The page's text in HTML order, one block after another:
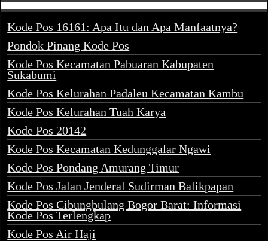
Kode Pos 16161: Apa Itu dan Apa Manfaatnya?
Pondok Pinang Kode Pos
Kode Pos Kecamatan Pabuaran Kabupaten
Sukabumi
Kode Pos Kelurahan Padaleu Kecamatan Kambu
Kode Pos Kelurahan Tuah Karya
Kode Pos 20142
Kode Pos Kecamatan Kedunggalar Ngawi
Kode Pos Pondang Amurang Timur
Kode Pos Jalan Jenderal Sudirman Balikpapan
Kode Pos Cibungbulang Bogor Barat: Informasi
Kode Pos Terlengkap
Kode Pos Air Haji